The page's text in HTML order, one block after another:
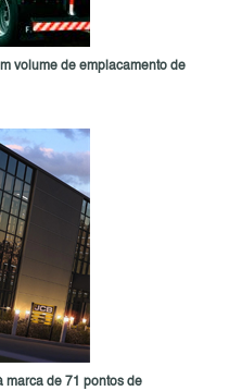
volume de emplacamento de
marca de 71 pontos de